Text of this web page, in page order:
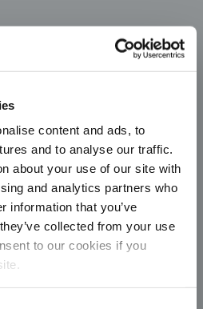
content and ads, to
and to analyse our traffic.
about your use of our site with
and analytics partners who
information that you’ve
collected from your use
to our cookies if you